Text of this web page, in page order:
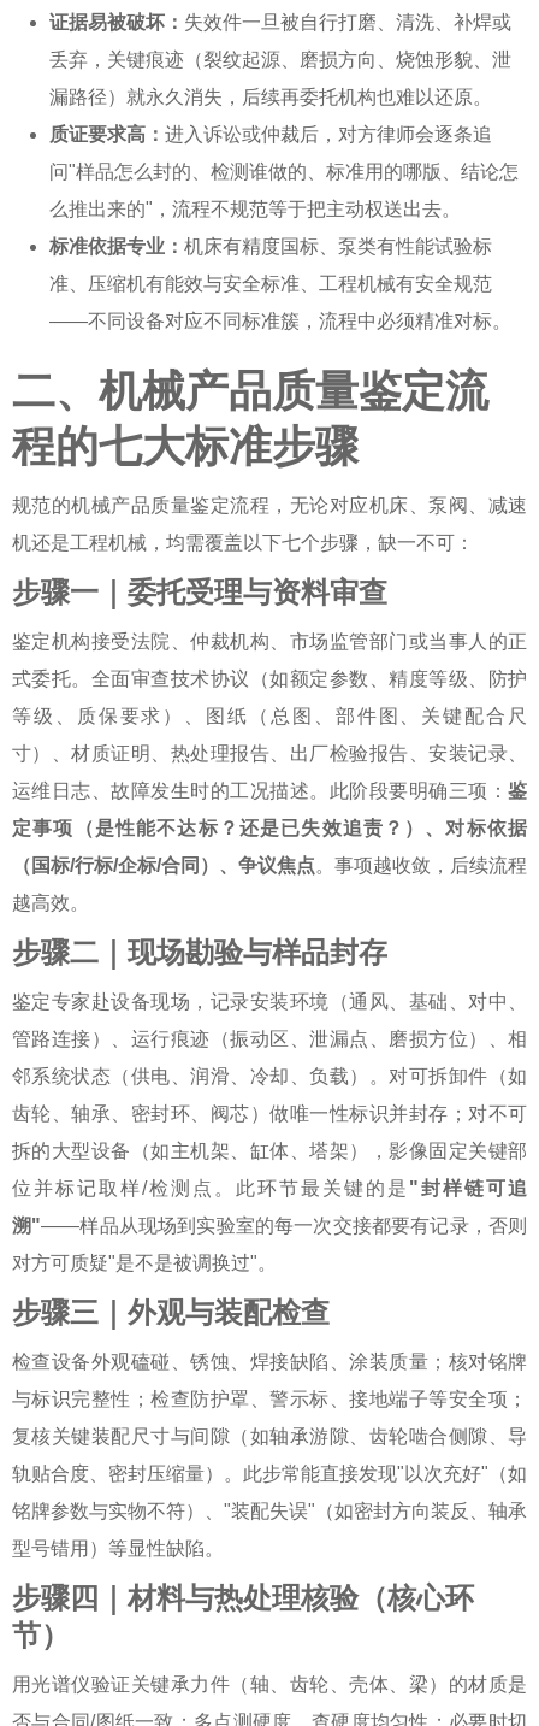
证据易被破坏： 失效件一旦被自行打磨、清洗、补焊或
丢弃，关键痕迹（裂纹起源、磨损方向、烧蚀形貌、泄
漏路径）就永久消失，后续再委托机构也难以还原。
质证要求高：进入诉讼或仲裁后，对方律师会逐条追
问"样品怎么封的、检测谁做的、标准用的哪版、结论怎
么推出来的"，流程不规范等于把主动权送出去。
标准依据专业：机床有精度国标、泵类有性能试验标
准、压缩机有能效与安全标准、工程机械有安全规范
——不同设备对应不同标准簇，流程中必须精准对标。
二、机械产品质量鉴定流
程的七大标准步骤
规范的机械产品质量鉴定流程 ，无论对应机床、泵阀、减速
机还是工程机械，均需覆盖以下七个步骤，缺一不可：
步骤一｜委托受理与资料审查
鉴定机构接受法院、仲裁机构、市场监管部门或当事人的正
式委托。全面审查技术协议（如额定参数、精度等级、防护
等级、质保要求）、图纸（总图、部件图、关键配合尺
寸）、材质证明、热处理报告、出厂检验报告、安装记录、
运维日志、故障发生时的工况描述。此阶段要明确三项： 鉴
定事项（是性能不达标？还是已失效追责？）、对标依据
（国标/行标/企标/合同）、争议焦点。事项越收敛，后续流程
越高效。
步骤二｜现场勘验与样品封存
鉴定专家赴设备现场，记录安装环境（通风、基础、对中、
管路连接）、运行痕迹（振动区、泄漏点、磨损方位）、相
邻系统状态（供电、润滑、冷却、负载）。对可拆卸件（如
齿轮、轴承、密封环、阀芯）做唯一性标识并封存；对不可
拆的大型设备（如主机架、缸体、塔架），影像固定关键部
位并标记取样/检测点。此环节最关键的是 "封样链可追
溯"——样品从现场到实验室的每一次交接都要有记录，否则
对方可质疑"是不是被调换过"。
步骤三｜外观与装配检查
检查设备外观磕碰、锈蚀、焊接缺陷、涂装质量；核对铭牌
与标识完整性；检查防护罩、警示标、接地端子等安全项；
复核关键装配尺寸与间隙（如轴承游隙、齿轮啮合侧隙、导
轨贴合度、密封压缩量）。此步常能直接发现"以次充好"（如
铭牌参数与实物不符）、"装配失误"（如密封方向装反、轴承
型号错用）等显性缺陷。
步骤四｜材料与热处理核验（核心环
节）
用光谱仪验证关键承力件（轴、齿轮、壳体、梁）的材质是